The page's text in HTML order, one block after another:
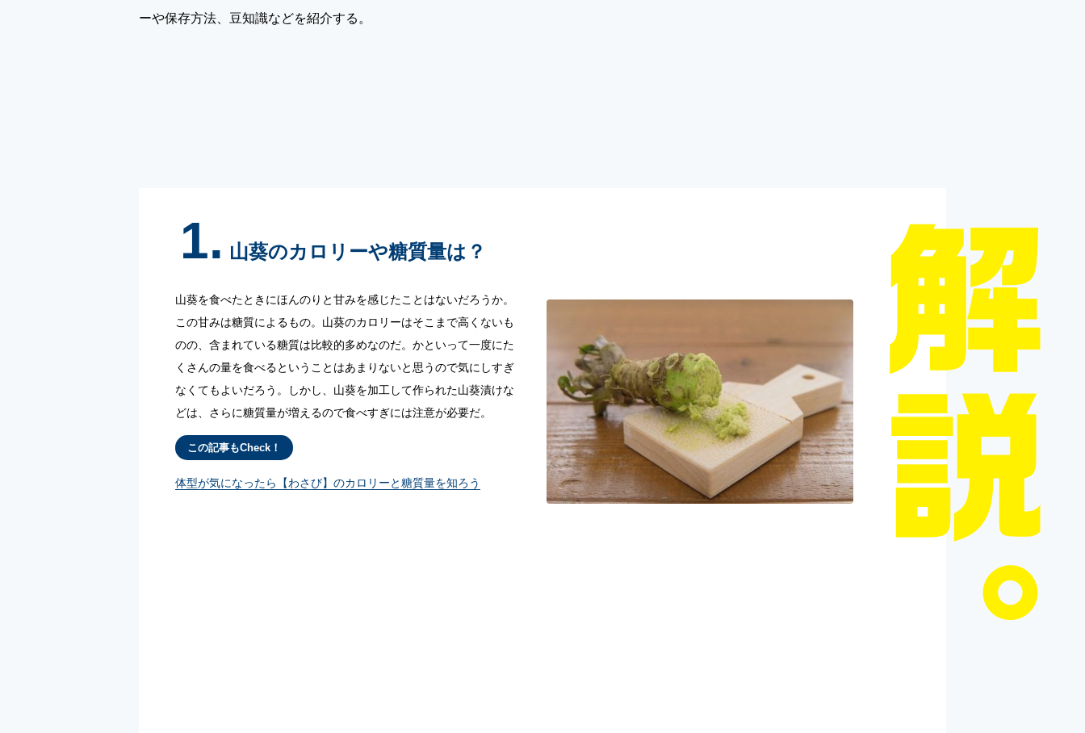
ーや保存方法、豆知識などを紹介する。
1. 山葵のカロリーや糖質量は？
山葵を食べたときにほんのりと甘みを感じたことはないだろうか。
この甘みは糖質によるもの。山葵のカロリーはそこまで高くないも
のの、含まれている糖質は比較的多めなのだ。かといって一度にた
くさんの量を食べるということはあまりないと思うので気にしすぎ
なくてもよいだろう。しかし、山葵を加工して作られた山葵漬けな
どは、さらに糖質量が増えるので食べすぎには注意が必要だ。
この記事もCheck！
体型が気になったら【わさび】のカロリーと糖質量を知ろう